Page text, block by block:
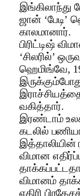
இங்கிலாந்து
ஜான் ‘பேடி’
காலமானார்.
பிரிட்டிஷ்
‘சிலரில்’
ஹெமிங்வே,
வகித்தார்.
இரண்டாம்
கடலில்
இத்தாலியின்
விமான
விமானம்
எதிரி